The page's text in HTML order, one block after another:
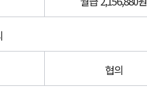
협의